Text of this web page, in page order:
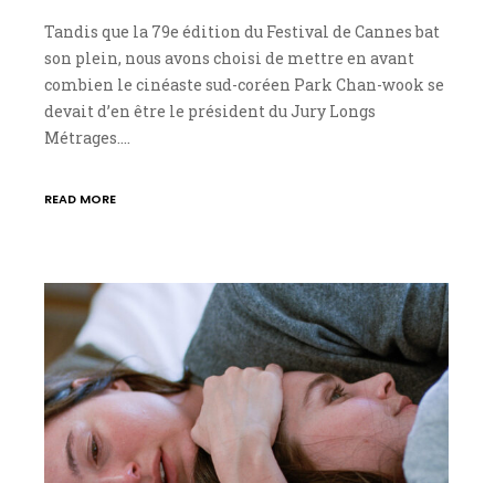
Tandis que la 79e édition du Festival de Cannes bat
son plein, nous avons choisi de mettre en avant
combien le cinéaste sud-coréen Park Chan-wook se
devait d’en être le président du Jury Longs
Métrages.…
READ MORE